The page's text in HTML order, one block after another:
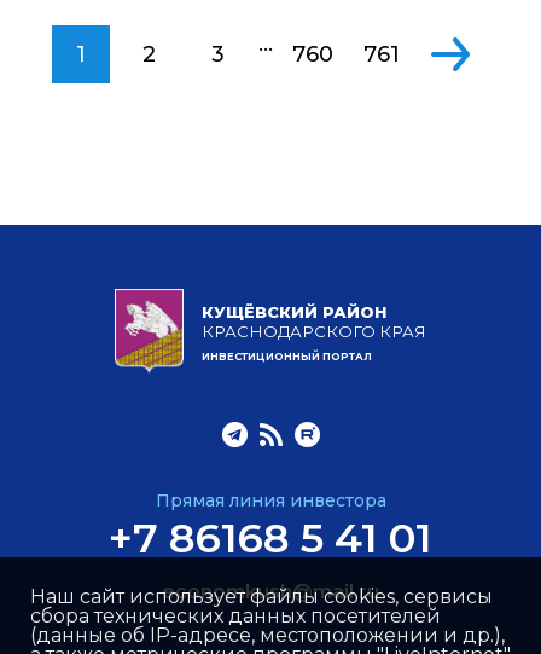
1 2 3 ... 760 761
КУЩЁВСКИЙ РАЙОН
КРАСНОДАРСКОГО КРАЯ
ИНВЕСТИЦИОННЫЙ ПОРТАЛ
Прямая линия инвестора
+7 86168 5 41 01
economkush@mail.ru
Наш сайт использует файлы cookies, сервисы
сбора технических данных посетителей
(данные об IP-адресе, местоположении и др.),